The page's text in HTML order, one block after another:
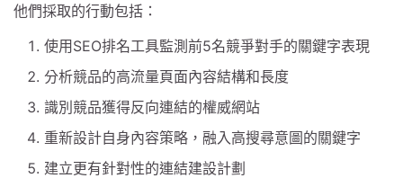
他們採取的行動包括：
使用SEO排名工具監測前5名競爭對手的關鍵字表現
分析競品的高流量頁面內容結構和長度
識別競品獲得反向連結的權威網站
重新設計自身內容策略，融入高搜尋意圖的關鍵字
建立更有針對性的連結建設計劃